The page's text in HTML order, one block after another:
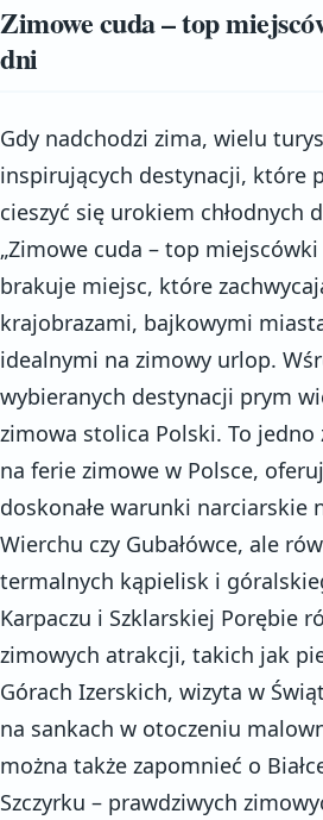
Zimowe cuda – top
dni
Gdy nadchodzi zima, wielu
inspirujących destynacji, które
cieszyć się urokiem chłodnych
„Zimowe cuda – top miejscówki
brakuje miejsc, które
krajobrazami, bajkowymi
idealnymi na zimowy urlop.
wybieranych destynacji prym
zimowa stolica Polski. To jedno
na ferie zimowe w Polsce,
doskonałe warunki narciarskie
Wierchu czy Gubałówce, ale
termalnych kąpielisk i
Karpaczu i Szklarskiej Porębie
zimowych atrakcji, takich jak
Górach Izerskich, wizyta w
na sankach w otoczeniu
można także zapomnieć o
Szczyrku – prawdziwych